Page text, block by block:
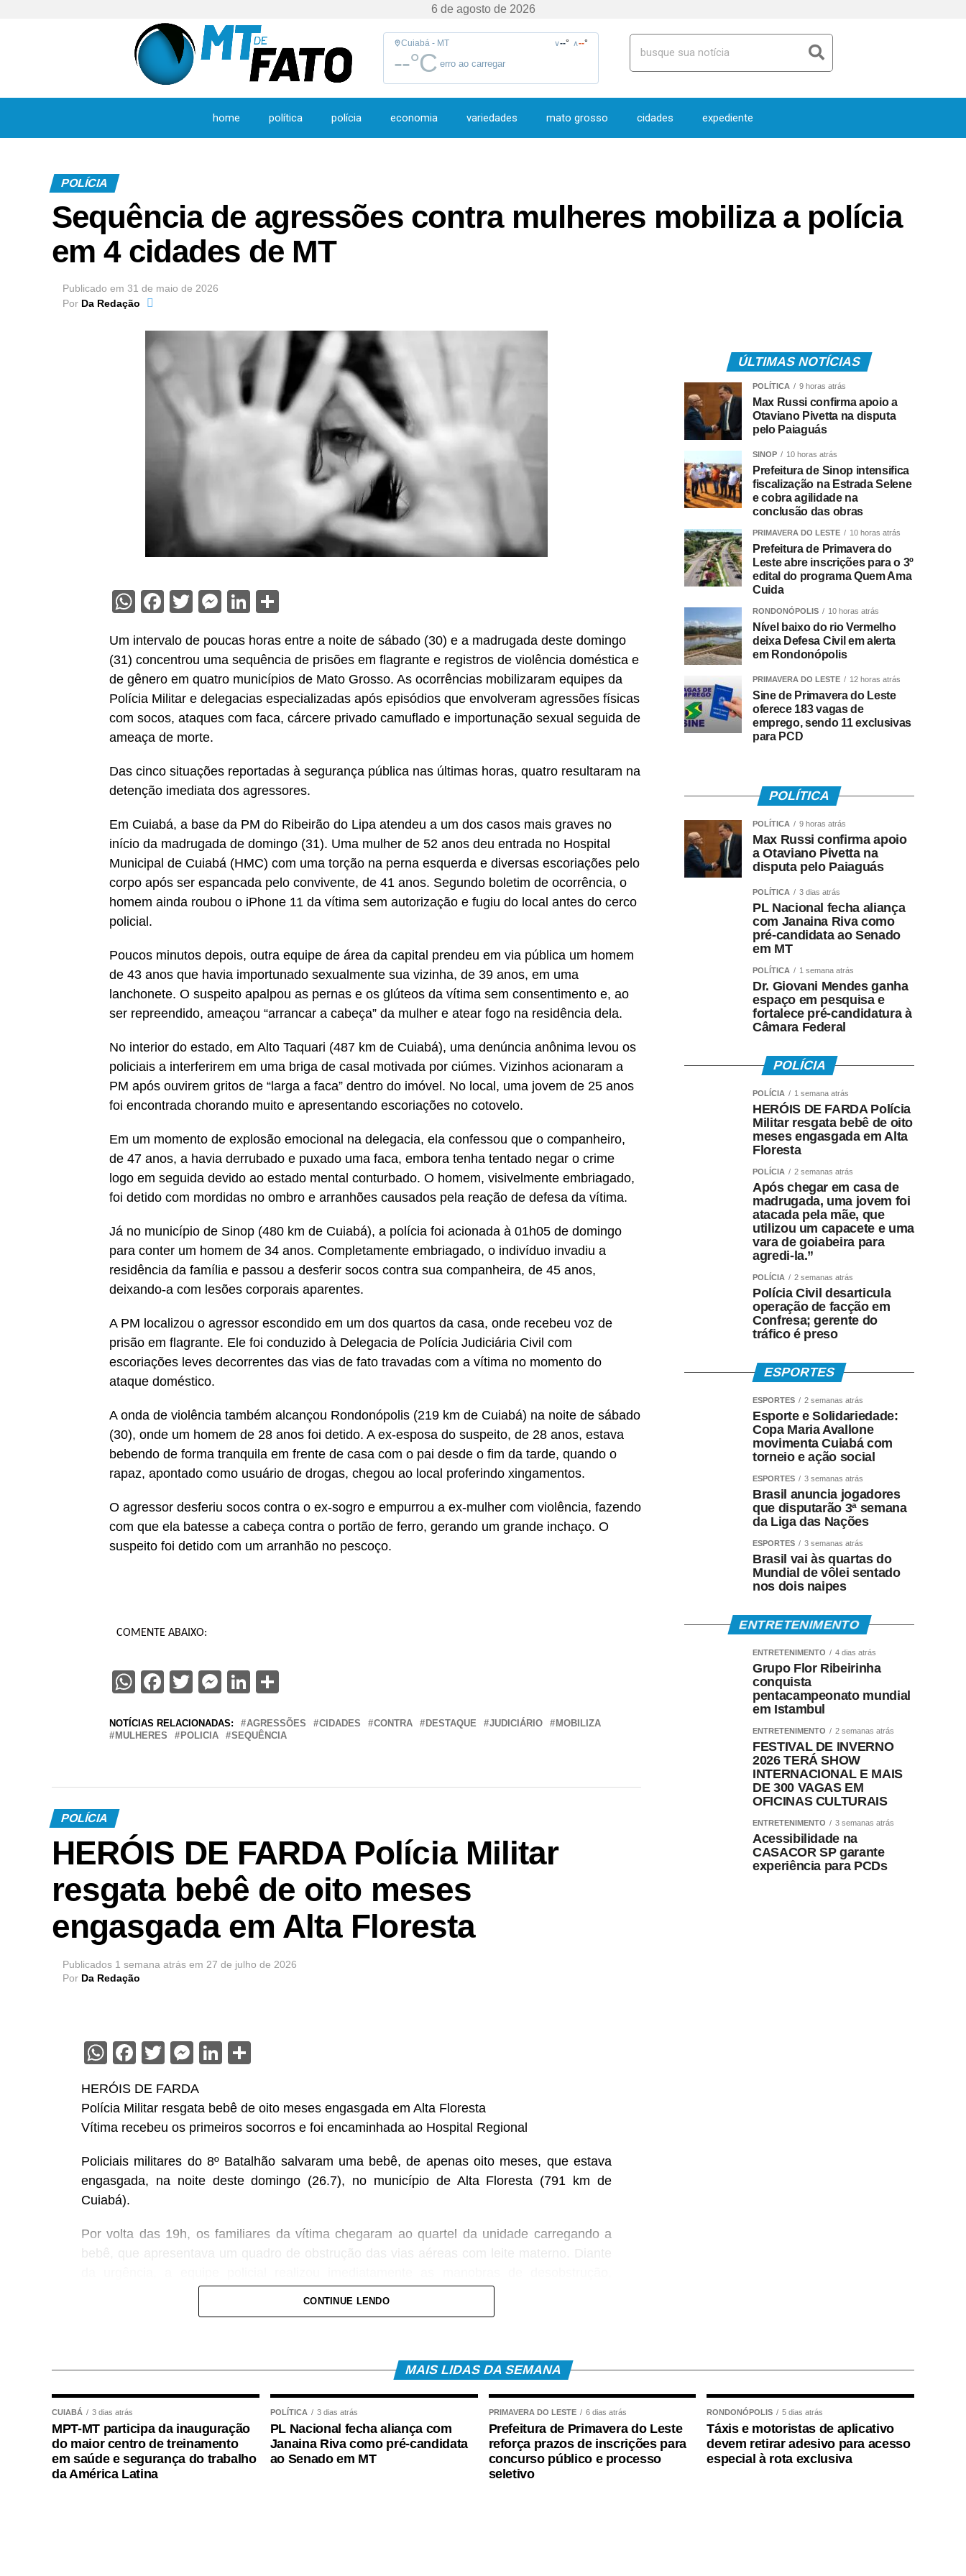
Cuiabá - MT ∨--° ∧--°
--°C erro ao carregar
home política polícia economia variedades mato grosso cidades expediente
6 de agosto de 2026
POLÍCIA
Sequência de agressões contra mulheres mobiliza a polícia
em 4 cidades de MT
Publicado em 31 de maio de 2026
Por Da Redação
WhatsApp
Facebook
Twitter
Messenger
LinkedIn
Um intervalo de poucas horas entre a noite de sábado (30) e a madrugada deste domingo
(31) concentrou uma sequência de prisões em flagrante e registros de violência doméstica e
de gênero em quatro municípios de Mato Grosso. As ocorrências mobilizaram equipes da
Polícia Militar e delegacias especializadas após episódios que envolveram agressões físicas
com socos, ataques com faca, cárcere privado camuflado e importunação sexual seguida de
ameaça de morte.
Das cinco situações reportadas à segurança pública nas últimas horas, quatro resultaram na
detenção imediata dos agressores.
Em Cuiabá, a base da PM do Ribeirão do Lipa atendeu a um dos casos mais graves no
início da madrugada de domingo (31). Uma mulher de 52 anos deu entrada no Hospital
Municipal de Cuiabá (HMC) com uma torção na perna esquerda e diversas escoriações pelo
corpo após ser espancada pelo convivente, de 41 anos. Segundo boletim de ocorrência, o
homem ainda roubou o iPhone 11 da vítima sem autorização e fugiu do local antes do cerco
policial.
Poucos minutos depois, outra equipe de área da capital prendeu em via pública um homem
de 43 anos que havia importunado sexualmente sua vizinha, de 39 anos, em uma
lanchonete. O suspeito apalpou as pernas e os glúteos da vítima sem consentimento e, ao
ser repreendido, ameaçou “arrancar a cabeça” da mulher e atear fogo na residência dela.
No interior do estado, em Alto Taquari (487 km de Cuiabá), uma denúncia anônima levou os
policiais a interferirem em uma briga de casal motivada por ciúmes. Vizinhos acionaram a
PM após ouvirem gritos de “larga a faca” dentro do imóvel. No local, uma jovem de 25 anos
foi encontrada chorando muito e apresentando escoriações no cotovelo.
Em um momento de explosão emocional na delegacia, ela confessou que o companheiro,
de 47 anos, a havia derrubado e puxado uma faca, embora tenha tentado negar o crime
logo em seguida devido ao estado mental conturbado. O homem, visivelmente embriagado,
foi detido com mordidas no ombro e arranhões causados pela reação de defesa da vítima.
Já no município de Sinop (480 km de Cuiabá), a polícia foi acionada à 01h05 de domingo
para conter um homem de 34 anos. Completamente embriagado, o indivíduo invadiu a
residência da família e passou a desferir socos contra sua companheira, de 45 anos,
deixando-a com lesões corporais aparentes.
A PM localizou o agressor escondido em um dos quartos da casa, onde recebeu voz de
prisão em flagrante. Ele foi conduzido à Delegacia de Polícia Judiciária Civil com
escoriações leves decorrentes das vias de fato travadas com a vítima no momento do
ataque doméstico.
A onda de violência também alcançou Rondonópolis (219 km de Cuiabá) na noite de sábado
(30), onde um homem de 28 anos foi detido. A ex-esposa do suspeito, de 28 anos, estava
bebendo de forma tranquila em frente de casa com o pai desde o fim da tarde, quando o
rapaz, apontado como usuário de drogas, chegou ao local proferindo xingamentos.
O agressor desferiu socos contra o ex-sogro e empurrou a ex-mulher com violência, fazendo
com que ela batesse a cabeça contra o portão de ferro, gerando um grande inchaço. O
suspeito foi detido com um arranhão no pescoço.
COMENTE ABAIXO:
WhatsApp
Facebook
Twitter
Messenger
LinkedIn
NOTÍCIAS RELACIONADAS: AGRESSÕES CIDADES CONTRA DESTAQUE JUDICIÁRIO
MOBILIZA
MULHERES
POLICIA SEQUÊNCIA
POLÍCIA
HERÓIS DE FARDA Polícia Militar
resgata bebê de oito meses
engasgada em Alta Floresta
Publicados 1 semana atrás em 27 de julho de 2026
Por Da Redação
WhatsApp
Facebook
Twitter
Messenger
LinkedIn
HERÓIS DE FARDA
Polícia Militar resgata bebê de oito meses engasgada em Alta Floresta
Vítima recebeu os primeiros socorros e foi encaminhada ao Hospital Regional
Policiais militares do 8º Batalhão salvaram uma bebê, de apenas oito meses, que estava
engasgada, na noite deste domingo (26.7), no município de Alta Floresta (791 km de
Cuiabá).
Por volta das 19h, os familiares da vítima chegaram ao quartel da unidade carregando a
bebê, que apresentava um quadro de obstrução das vias aéreas com leite materno. Diante
conseguindo restabelecer a respiração da vítima.
plantão, que deu continuidade às avaliações e aos procedimentos necessários.
COMENTE ABAIXO:
WhatsApp
Facebook
Twitter
Messenger
LinkedIn
Share
CONTINUE LENDO
ÚLTIMAS NOTÍCIAS
POLÍTICA 9 horas atrás
Max Russi confirma apoio a
Otaviano Pivetta na disputa
pelo Paiaguás
SINOP 10 horas atrás
Prefeitura de Sinop intensifica
fiscalização na Estrada Selene
e cobra agilidade na
conclusão das obras
PRIMAVERA DO LESTE 10 horas atrás
Prefeitura de Primavera do
Leste abre inscrições para o 3º
edital do programa Quem Ama
Cuida
RONDONÓPOLIS 10 horas atrás
Nível baixo do rio Vermelho
deixa Defesa Civil em alerta
em Rondonópolis
PRIMAVERA DO LESTE 12 horas atrás
Sine de Primavera do Leste
oferece 183 vagas de
emprego, sendo 11 exclusivas
para PCD
POLÍTICA
POLÍTICA 9 horas atrás
Max Russi confirma apoio
a Otaviano Pivetta na
disputa pelo Paiaguás
POLÍTICA 3 dias atrás
PL Nacional fecha aliança
com Janaina Riva como
pré-candidata ao Senado
em MT
POLÍTICA 1 semana atrás
Dr. Giovani Mendes ganha
espaço em pesquisa e
fortalece pré-candidatura à
Câmara Federal
POLÍCIA
POLÍCIA 1 semana atrás
HERÓIS DE FARDA Polícia
Militar resgata bebê de oito
meses engasgada em Alta
Floresta
POLÍCIA 2 semanas atrás
Após chegar em casa de
madrugada, uma jovem foi
atacada pela mãe, que
utilizou um capacete e uma
vara de goiabeira para
agredi-la.”
POLÍCIA 2 semanas atrás
Polícia Civil desarticula
operação de facção em
Confresa; gerente do
tráfico é preso
ESPORTES
ESPORTES 2 semanas atrás
Esporte e Solidariedade:
Copa Maria Avallone
movimenta Cuiabá com
torneio e ação social
ESPORTES 3 semanas atrás
Brasil anuncia jogadores
que disputarão 3ª semana
da Liga das Nações
ESPORTES 3 semanas atrás
Brasil vai às quartas do
Mundial de vôlei sentado
nos dois naipes
ENTRETENIMENTO
ENTRETENIMENTO 4 dias atrás
Grupo Flor Ribeirinha
conquista
pentacampeonato mundial
em Istambul
ENTRETENIMENTO 2 semanas atrás
FESTIVAL DE INVERNO
2026 TERÁ SHOW
INTERNACIONAL E MAIS
DE 300 VAGAS EM
OFICINAS CULTURAIS
ENTRETENIMENTO 3 semanas atrás
Acessibilidade na
CASACOR SP garante
experiência para PCDs
MAIS LIDAS DA SEMANA
CUIABÁ 3 dias atrás
MPT-MT participa da inauguração
do maior centro de treinamento
em saúde e segurança do trabalho
da América Latina
POLÍTICA 3 dias atrás
PL Nacional fecha aliança com
Janaina Riva como pré-candidata
ao Senado em MT
PRIMAVERA DO LESTE 6 dias atrás
Prefeitura de Primavera do Leste
reforça prazos de inscrições para
concurso público e processo
seletivo
RONDONÓPOLIS 5 dias atrás
Táxis e motoristas de aplicativo
devem retirar adesivo para acesso
especial à rota exclusiva